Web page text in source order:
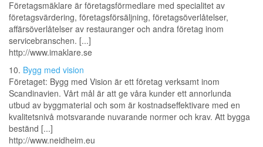
Företagsmäklare är företagsförmedlare med specialitet av
företagsvärdering, företagsförsäljning, företagsöverlåtelser,
affärsöverlåtelser av restauranger och andra företag inom
servicebranschen. [...]
http://www.imaklare.se
10. Bygg med vision
Företaget: Bygg med Vision är ett företag verksamt inom
Scandinavien. Vårt mål är att ge våra kunder ett annorlunda
utbud av byggmaterial och som är kostnadseffektivare med en
kvalitetsnivå motsvarande nuvarande normer och krav. Att bygga
beständ [...]
http://www.neidheim.eu